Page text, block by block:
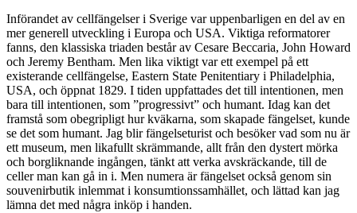
Införandet av cellfängelser i Sverige var uppenbarligen en del av en
mer generell utveckling i Europa och USA. Viktiga reformatorer
fanns, den klassiska triaden består av Cesare Beccaria, John Howard
och Jeremy Bentham. Men lika viktigt var ett exempel på ett
existerande cellfängelse, Eastern State Penitentiary i Philadelphia,
USA, och öppnat 1829. I tiden uppfattades det till intentionen, men
bara till intentionen, som ”progressivt” och humant. Idag kan det
framstå som obegripligt hur kväkarna, som skapade fängelset, kunde
se det som humant. Jag blir fängelseturist och besöker vad som nu är
ett museum, men likafullt skrämmande, allt från den dystert mörka
och borgliknande ingången, tänkt att verka avskräckande, till de
celler man kan gå in i. Men numera är fängelset också genom sin
souvenirbutik inlemmat i konsumtionssamhället, och lättad kan jag
lämna det med några inköp i handen.